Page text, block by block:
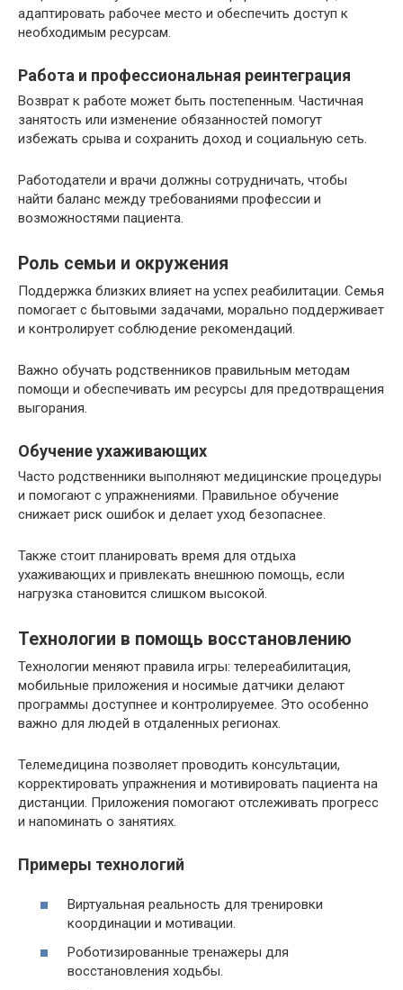
адаптировать рабочее место и обеспечить доступ к
необходимым ресурсам.
Работа и профессиональная реинтеграция
Возврат к работе может быть постепенным. Частичная
занятость или изменение обязанностей помогут
избежать срыва и сохранить доход и социальную сеть.
Работодатели и врачи должны сотрудничать, чтобы
найти баланс между требованиями профессии и
возможностями пациента.
Роль семьи и окружения
Поддержка близких влияет на успех реабилитации. Семья
помогает с бытовыми задачами, морально поддерживает
и контролирует соблюдение рекомендаций.
Важно обучать родственников правильным методам
помощи и обеспечивать им ресурсы для предотвращения
выгорания.
Обучение ухаживающих
Часто родственники выполняют медицинские процедуры
и помогают с упражнениями. Правильное обучение
снижает риск ошибок и делает уход безопаснее.
Также стоит планировать время для отдыха
ухаживающих и привлекать внешнюю помощь, если
нагрузка становится слишком высокой.
Технологии в помощь восстановлению
Технологии меняют правила игры: телереабилитация,
мобильные приложения и носимые датчики делают
программы доступнее и контролируемее. Это особенно
важно для людей в отдаленных регионах.
Телемедицина позволяет проводить консультации,
корректировать упражнения и мотивировать пациента на
дистанции. Приложения помогают отслеживать прогресс
и напоминать о занятиях.
Примеры технологий
Виртуальная реальность для тренировки
координации и мотивации.
Роботизированные тренажеры для
восстановления ходьбы.